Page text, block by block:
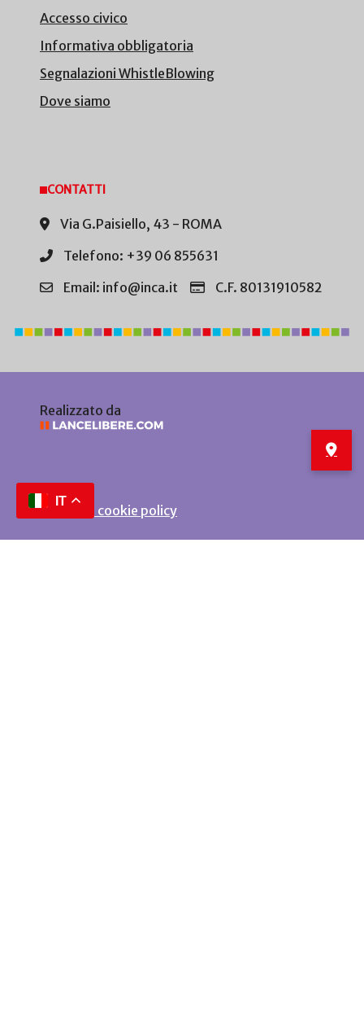
Accesso civico
Informativa obbligatoria
Segnalazioni WhistleBlowing
Dove siamo
CONTATTI
Via G.Paisiello, 43 - ROMA
Telefono: +39 06 855631
Email: info@inca.it
C.F. 80131910582
Realizzato da
Privacy e cookie policy
IT